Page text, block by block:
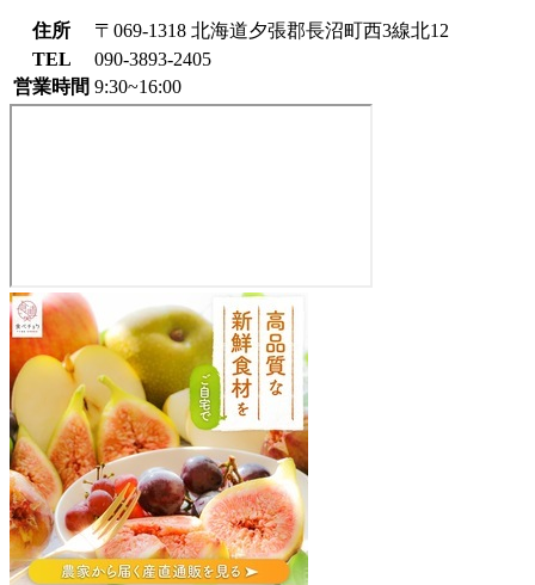
住所
〒069-1318 北海道夕張郡長沼町西3線北12
TEL
090-3893-2405
営業時間 9:30~16:00
夢
き
ら
ら
直
売
所
069-
1318
北
海
道